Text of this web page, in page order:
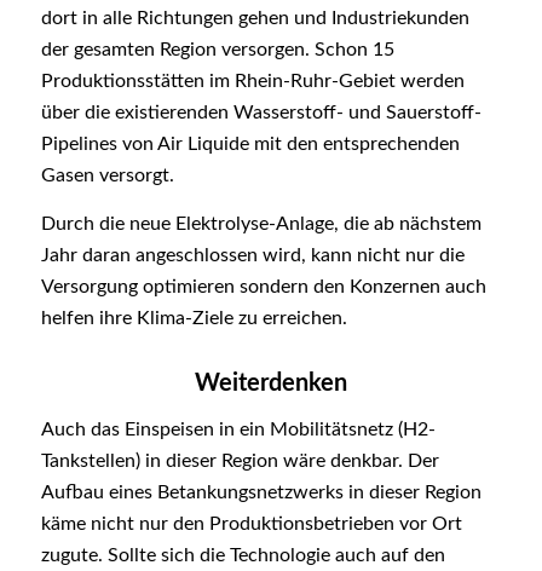
dort in alle Richtungen gehen und Industriekunden
der gesamten Region versorgen. Schon 15
Produktionsstätten im Rhein-Ruhr-Gebiet werden
über die existierenden Wasserstoff- und Sauerstoff-
Pipelines von Air Liquide mit den entsprechenden
Gasen versorgt.
Durch die neue Elektrolyse-Anlage, die ab nächstem
Jahr daran angeschlossen wird, kann nicht nur die
Versorgung optimieren sondern den Konzernen auch
helfen ihre Klima-Ziele zu erreichen.
Weiterdenken
Auch das Einspeisen in ein Mobilitätsnetz (H2-
Tankstellen) in dieser Region wäre denkbar. Der
Aufbau eines Betankungsnetzwerks in dieser Region
käme nicht nur den Produktionsbetrieben vor Ort
zugute. Sollte sich die Technologie auch auf den